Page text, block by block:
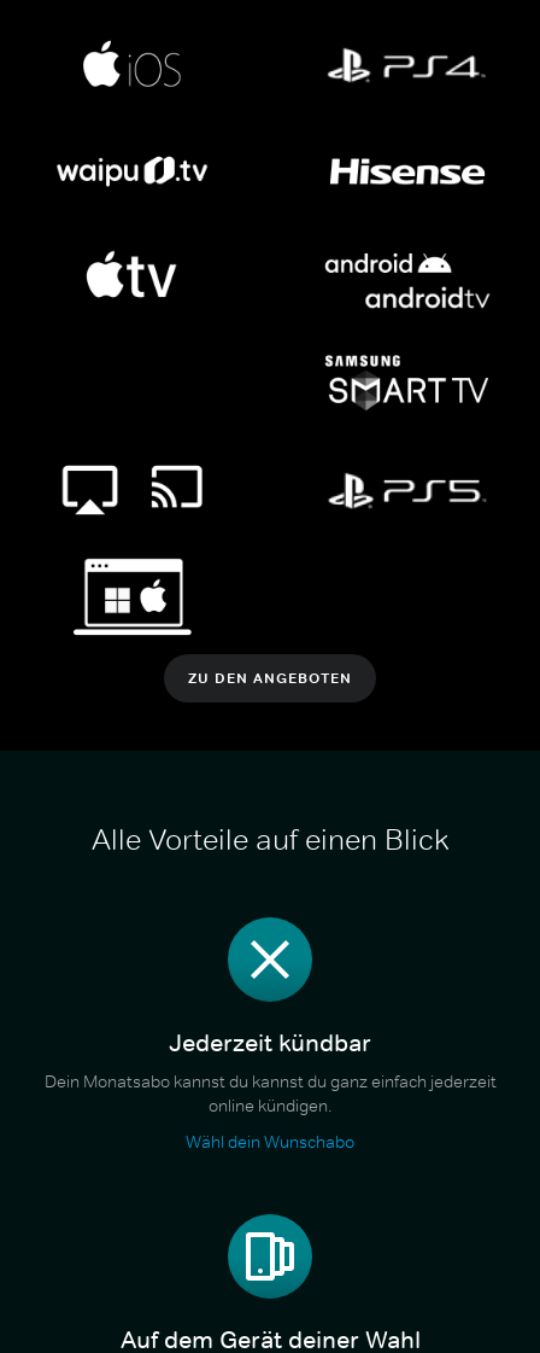
ZU DEN ANGEBOTEN
Alle Vorteile auf einen Blick
Jederzeit kündbar
Dein Monatsabo kannst du kannst du ganz einfach jederzeit
online kündigen.
Wähl dein Wunschabo
Auf dem Gerät deiner Wahl